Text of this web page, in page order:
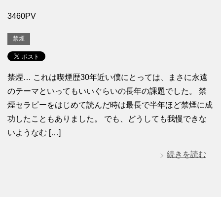
3460PV
禁煙
禁煙… これは喫煙歴30年近い僕にとっては、まさに永遠
のテーマといってもいいぐらいの長年の課題でした。 禁
煙セラピーをはじめて読んだ時は最長で半年ほど禁煙に成
功したこともありました。 でも、どうしても我慢できな
いようなむ […]
続きを読む